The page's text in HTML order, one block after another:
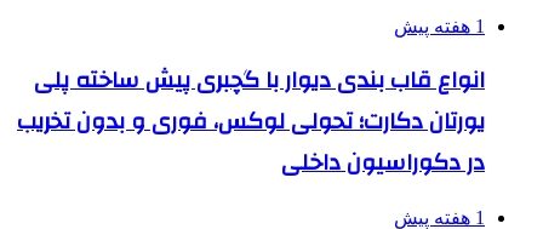
1 هفته پیش
انواع قاب بندی دیوار با گچبری پیش ساخته پلی
یورتان دکارت؛ تحولی لوکس، فوری و بدون تخریب
در دکوراسیون داخلی
1 هفته پیش